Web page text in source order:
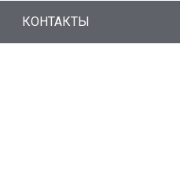
КОНТАКТЫ